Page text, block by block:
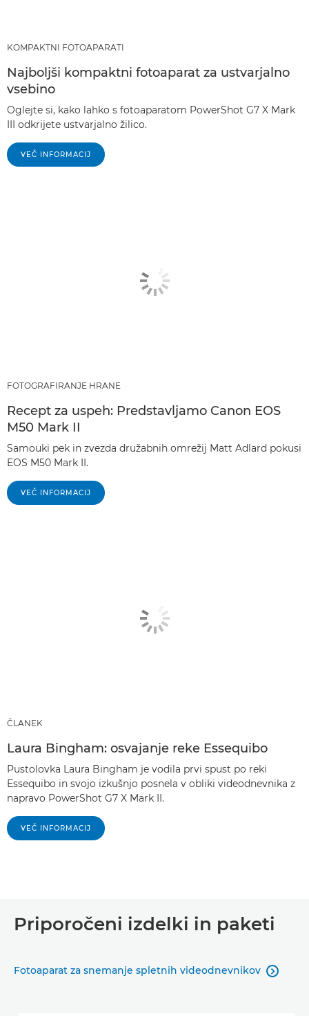
KOMPAKTNI FOTOAPARATI
Najboljši kompaktni fotoaparat za ustvarjalno
vsebino
Oglejte si, kako lahko s fotoaparatom PowerShot G7 X Mark
III odkrijete ustvarjalno žilico.
VEČ INFORMACIJ
FOTOGRAFIRANJE HRANE
Recept za uspeh: Predstavljamo Canon EOS
M50 Mark II
Samouki pek in zvezda družabnih omrežij Matt Adlard pokusi
EOS M50 Mark II.
VEČ INFORMACIJ
ČLANEK
Laura Bingham: osvajanje reke Essequibo
Pustolovka Laura Bingham je vodila prvi spust po reki
Essequibo in svojo izkušnjo posnela v obliki videodnevnika z
napravo PowerShot G7 X Mark II.
VEČ INFORMACIJ
Priporočeni izdelki in paketi
Fotoaparat za snemanje spletnih videodnevnikov 